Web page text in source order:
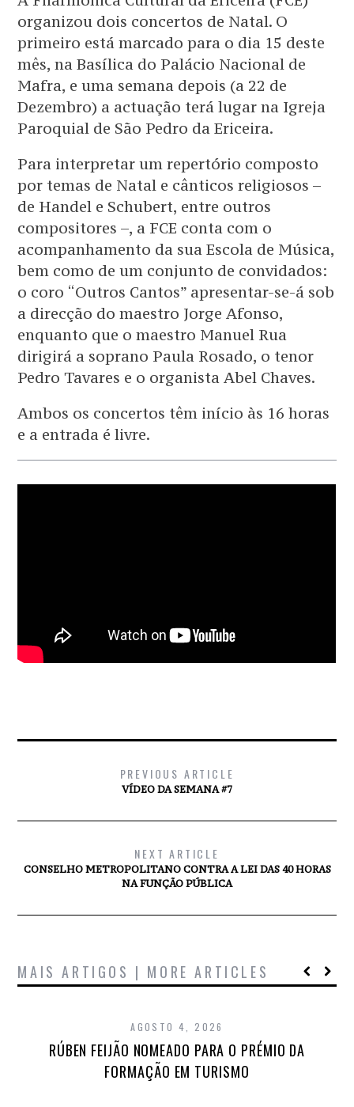
organizou dois concertos de Natal. O
primeiro está marcado para o dia 15 deste
mês, na Basílica do Palácio Nacional de
Mafra, e uma semana depois (a 22 de
Dezembro) a actuação terá lugar na Igreja
Paroquial de São Pedro da Ericeira.
Para interpretar um repertório composto
por temas de Natal e cânticos religiosos –
de Handel e Schubert, entre outros
compositores –, a FCE conta com o
acompanhamento da sua Escola de Música,
bem como de um conjunto de convidados:
o coro “Outros Cantos” apresentar-se-á sob
a direcção do maestro Jorge Afonso,
enquanto que o maestro Manuel Rua
dirigirá a soprano Paula Rosado, o tenor
Pedro Tavares e o organista Abel Chaves.
Ambos os concertos têm início às 16 horas
e a entrada é livre.
PREVIOUS ARTICLE
VÍDEO DA SEMANA #7
NEXT ARTICLE
CONSELHO METROPOLITANO CONTRA A LEI DAS 40 HORAS
NA FUNÇÃO PÚBLICA
MAIS ARTIGOS | MORE ARTICLES
AGOSTO 4, 2026
RÚBEN FEIJÃO NOMEADO PARA O PRÉMIO DA
FORMAÇÃO EM TURISMO